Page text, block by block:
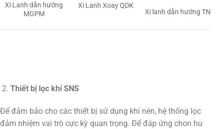
Xi Lanh dẫn hướng
MGPM
Xi Lanh Xoay QDK
Xi lanh dẫn hướng TN
Thiết bị lọc khí SNS
Để đảm bảo cho các thiết bị sử dụng khí nén, hệ thống lọc
đảm nhiệm vai trò cực kỳ quan trọng. Để đáp ứng chon hu